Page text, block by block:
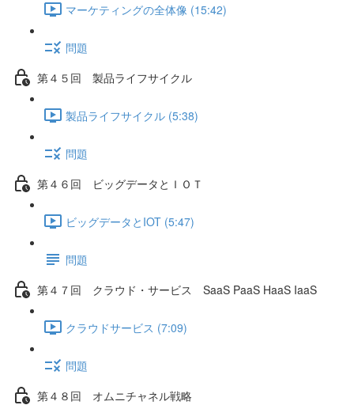
マーケティングの全体像 (15:42)
問題
第４５回 製品ライフサイクル
製品ライフサイクル (5:38)
問題
第４６回 ビッグデータとＩＯＴ
ビッグデータとIOT (5:47)
問題
第４７回 クラウド・サービス SaaS PaaS HaaS IaaS
クラウドサービス (7:09)
問題
第４８回 オムニチャネル戦略